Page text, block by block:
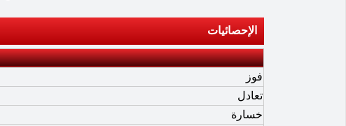
الإحصائيات
فوز
تعادل
خسارة